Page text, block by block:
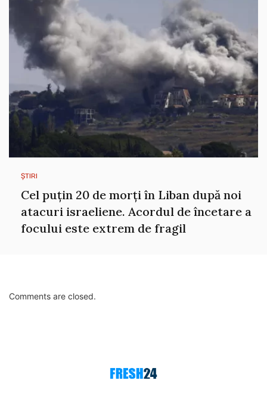
ȘTIRI
Cel puțin 20 de morți în Liban după noi
atacuri israeliene. Acordul de încetare a
focului este extrem de fragil
Comments are closed.